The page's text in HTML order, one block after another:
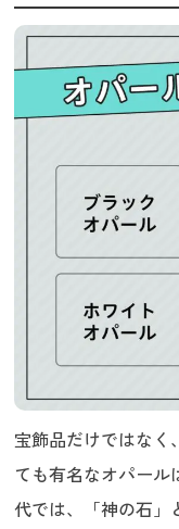
宝飾品だけではなく
ても有名なオパー
代では、「神の石」